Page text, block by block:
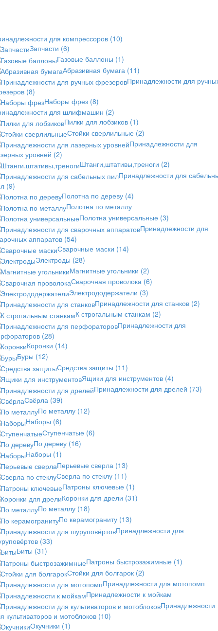
для компрессоров (10)
Запчасти (6)
Газовые баллоны (1)
Абразивная бумага (11)
Принадлежности для
(8)
Наборы фрез (8)
для шлифмашин (2)
Пилки для лобзиков (1)
Стойки сверлильные (2)
Принадлежности для
уровней (2)
Штанги,штативы,треноги (2)
Принадлежности для
(9)
Полотна по дереву (4)
Полотна по металлу
Полотна универсальные (3)
Принадлежности для
аппаратов (54)
Сварочные маски (14)
Электроды (28)
Магнитные угольники (2)
Сварочная проволока (6)
Электрододержатели (3)
Принадлежности для станков (2)
К строгальным станкам (2)
Принадлежности для
(28)
Коронки (14)
Буры (12)
Средства защиты (11)
Ящики для инструментов (4)
Принадлежности для дрелей (73)
Свёрла (39)
По металлу (12)
Наборы (6)
Ступенчатые (6)
По дереву (16)
Наборы (1)
Перьевые сверла (13)
Сверла по стеклу (11)
Патроны ключевые (1)
Коронки для дрели (31)
По металлу (18)
По керамограниту (13)
Принадлежности для
(33)
Биты (31)
Патроны быстрозажимные (1)
Стойки для болгарок (2)
Принадлежности для мотопомп
Принадлежности к мойкам
Принадлежности
культиваторов и мотоблоков (10)
Окучники (1)